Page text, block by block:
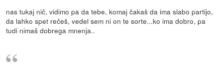
nas tukaj nič, vidimo pa da tebe, komaj čakaš da ima slabo partijo,
da lahko spet rečeš, vedel sem ni on te sorte...ko ima dobro, pa
tudi nimaš dobrega mnenja..